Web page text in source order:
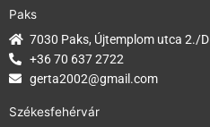
Paks
7030 Paks, Újtemplom utca 2./D
+36 70 637 2722
gerta2002@gmail.com
Székesfehérvár